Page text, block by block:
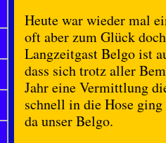
Heute war wieder mal
oft aber zum Glück
Langzeitgast Belgo ist
dass sich trotz aller
Jahr eine Vermittlung
schnell in die Hose
da unser Belgo.